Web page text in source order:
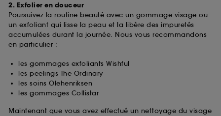
2. Exfolier en douceur
Poursuivez la routine beauté avec un gommage visage ou
un exfoliant qui lisse la peau et la libère des impuretés
accumulées durant la journée. Nous vous recommandons
en particulier :
les gommages exfoliants Wishful
les peelings The Ordinary
les soins Olehenriksen
les gommages Collistar
Maintenant que vous avez effectué un nettoyage du visage